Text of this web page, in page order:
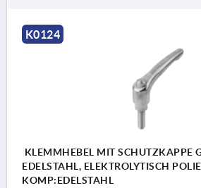
K0124
KLEMMHEBEL MIT SCHUTZKAPPE
EDELSTAHL, ELEKTROLYTISCH
KOMP:EDELSTAHL